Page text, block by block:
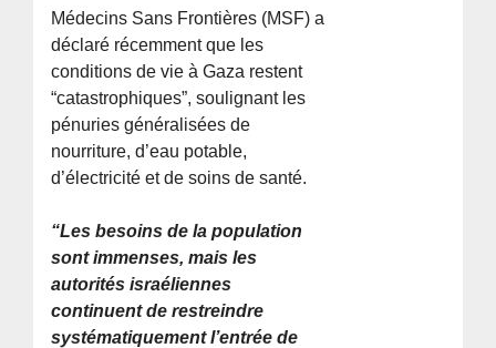
Médecins Sans Frontières (MSF) a
déclaré récemment que les
conditions de vie à Gaza restent
“catastrophiques”, soulignant les
pénuries généralisées de
nourriture, d’eau potable,
d’électricité et de soins de santé.
“Les besoins de la population
sont immenses, mais les
autorités israéliennes
continuent de restreindre
systématiquement l’entrée de